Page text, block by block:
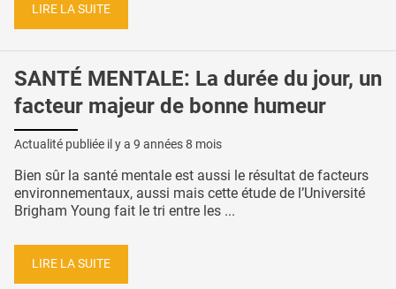
LIRE LA SUITE
SANTÉ MENTALE: La durée du jour, un
facteur majeur de bonne humeur
Actualité publiée il y a 9 années 8 mois
Bien sûr la santé mentale est aussi le résultat de facteurs
environnementaux, aussi mais cette étude de l’Université
Brigham Young fait le tri entre les ...
LIRE LA SUITE